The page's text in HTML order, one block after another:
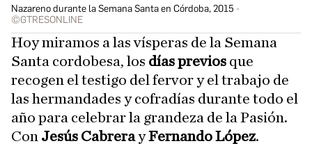
Nazareno durante la Semana Santa en Córdoba, 2015
©GTRESONLINE
Hoy miramos a las vísperas de la Semana
Santa cordobesa, los días previos que
recogen el testigo del fervor y el trabajo de
las hermandades y cofradías durante todo el
año para celebrar la grandeza de la Pasión.
Con Jesús CabrerayFernando López.